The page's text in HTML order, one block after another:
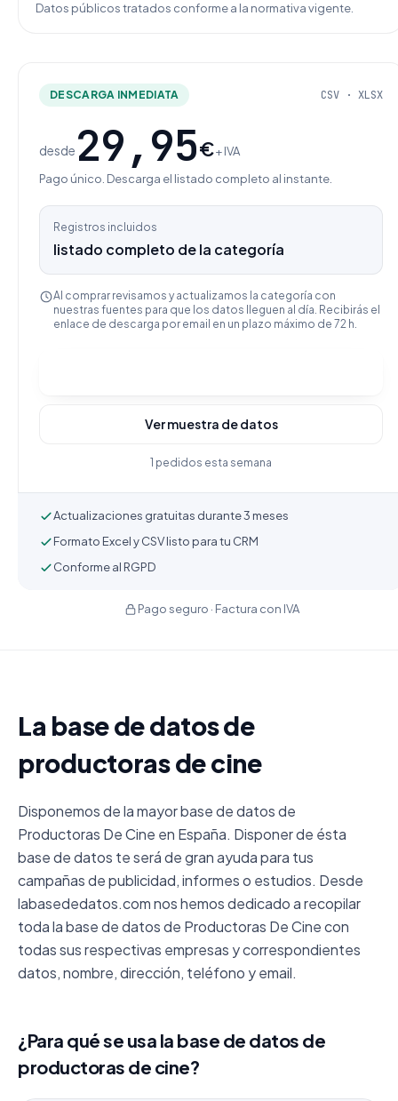
Datos públicos tratados conforme a la normativa vigente.
DESCARGA INMEDIATA CSV · XLSX
desde 29,95€+ IVA
Pago único. Descarga el listado completo al instante.
Registros incluidos
listado completo de la categoría
Al comprar revisamos y actualizamos la categoría con
nuestras fuentes para que los datos lleguen al día. Recibirás el
enlace de descarga por email en un plazo máximo de 72 h.
Ver muestra de datos
1 pedidos esta semana
Actualizaciones gratuitas durante 3 meses
Formato Excel y CSV listo para tu CRM
Conforme al RGPD
Pago seguro · Factura con IVA
La base de datos de
productoras de cine
Disponemos de la mayor base de datos de
Productoras De Cine en España. Disponer de ésta
base de datos te será de gran ayuda para tus
campañas de publicidad, informes o estudios. Desde
labasededatos.com nos hemos dedicado a recopilar
toda la base de datos de Productoras De Cine con
todas sus respectivas empresas y correspondientes
datos, nombre, dirección, teléfono y email.
¿Para qué se usa la base de datos de
productoras de cine?